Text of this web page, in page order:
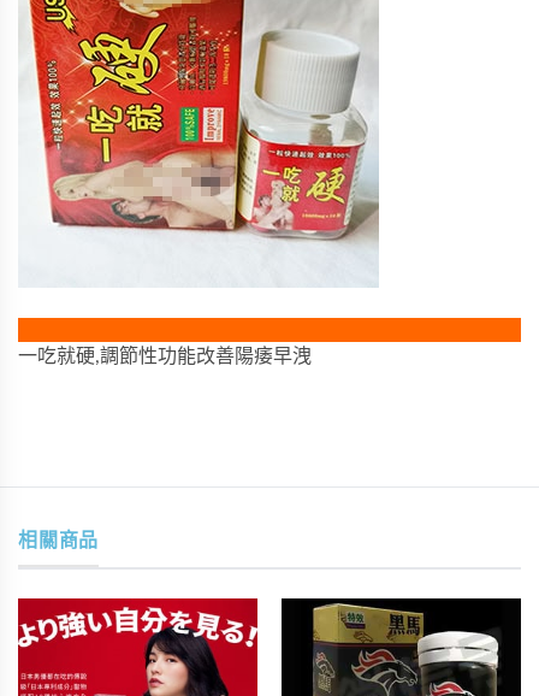
一吃就硬,調節性功能改善陽痿早洩
相關商品